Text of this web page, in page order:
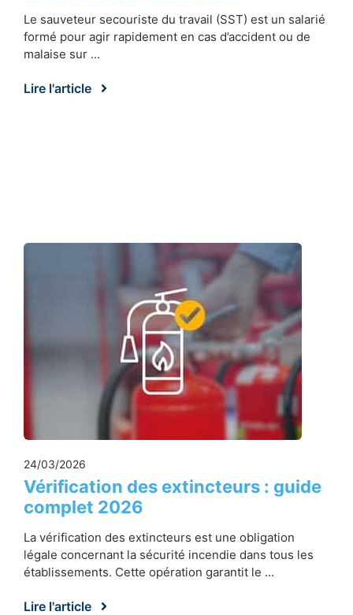
Le sauveteur secouriste du travail (SST) est un salarié
formé pour agir rapidement en cas d’accident ou de
malaise sur ...
Lire l'article
24/03/2026
Vérification des extincteurs : guide
complet 2026
La vérification des extincteurs est une obligation
légale concernant la sécurité incendie dans tous les
établissements. Cette opération garantit le ...
Lire l'article